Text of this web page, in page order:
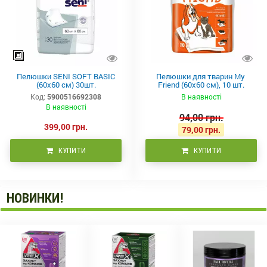
Пелюшки SENI SOFT BASIC
(60x60 см) 30шт.
Код: 5900516692308
В наявності
399,00 грн.
КУПИТИ
Пелюшки для тварин My ​​
Friend (60х60 см), 10 шт.
В наявності
94,00 грн.
79,00 грн.
КУПИТИ
НОВИНКИ!